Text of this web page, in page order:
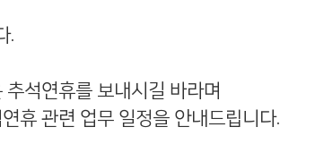
.
석연휴를 보내시길 바라며
휴 관련 업무 일정을 안내드립니다.